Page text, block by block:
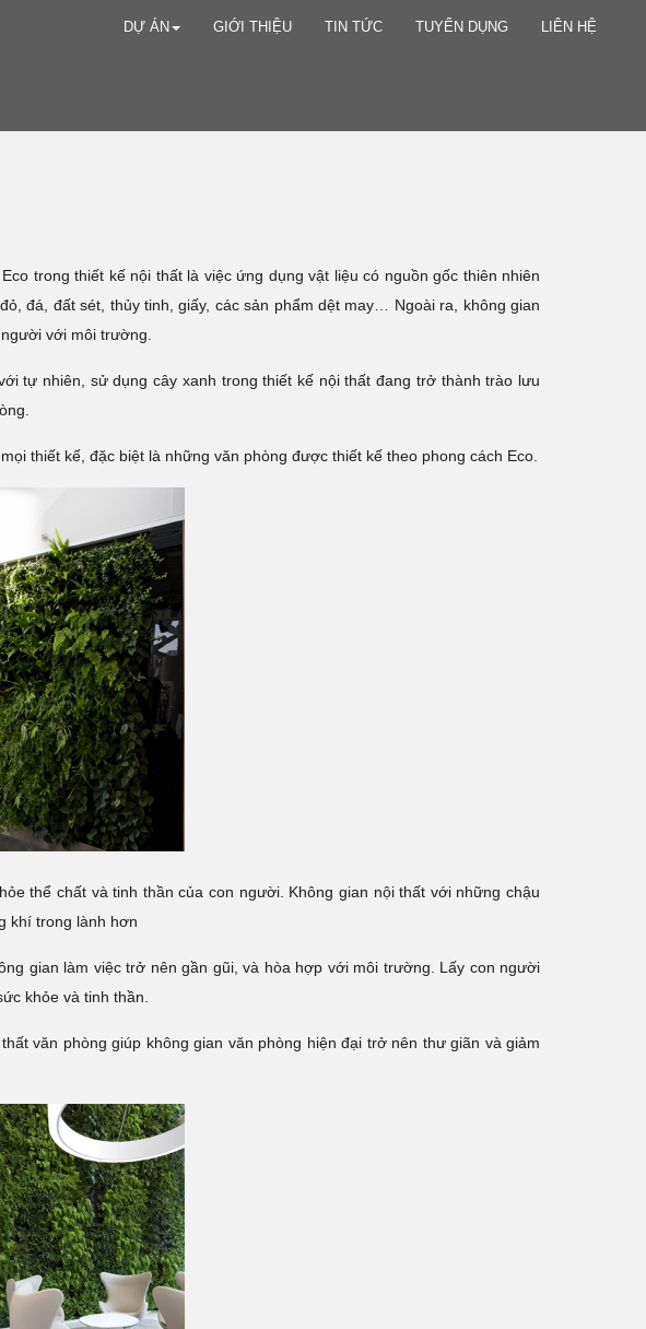
DỰ ÁN GIỚI THIỆU TIN TỨC TUYỂN DỤNG LIÊN HỆ
trong thiết kế nội thất là việc ứng dụng vật liệu có nguồn gốc thiên nhiên
đá, đất sét, thủy tinh, giấy, các sản phẩm dệt may… Ngoài ra, không gian
với môi trường.
tự nhiên, sử dụng cây xanh trong thiết kế nội thất đang trở thành trào lưu
thiết kế, đặc biệt là những văn phòng được thiết kế theo phong cách Eco.
thể chất và tinh thần của con người. Không gian nội thất với những chậu
khí trong lành hơn
gian làm việc trở nên gần gũi, và hòa hợp với môi trường. Lấy con người
khỏe và tinh thần.
văn phòng giúp không gian văn phòng hiện đại trở nên thư giãn và giảm